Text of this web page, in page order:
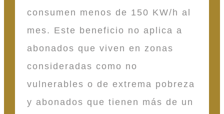
consumen menos de 150 KW/h al
mes. Este beneficio no aplica a
abonados que viven en zonas
consideradas como no
vulnerables o de extrema pobreza
y abonados que tienen más de un